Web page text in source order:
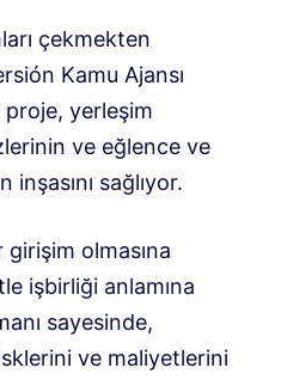
çekmekten
Kamu Ajansı
proje, yerleşim
ve eğlence ve
inşasını sağlıyor.
olmasına
işbirliği anlamına
sayesinde,
ve maliyetlerini